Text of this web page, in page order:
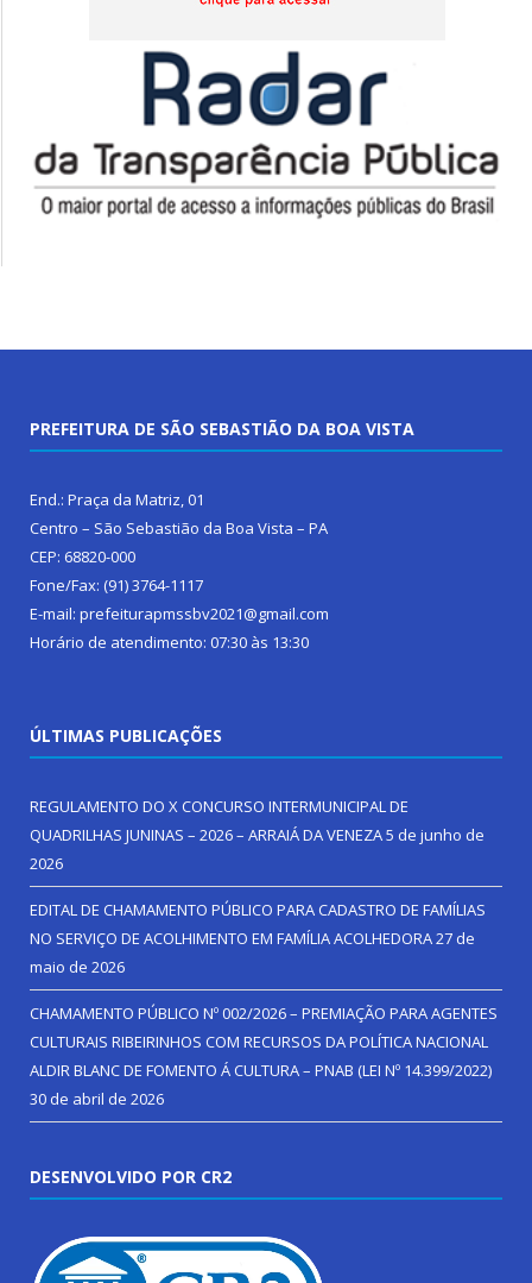
PREFEITURA DE SÃO SEBASTIÃO DA BOA VISTA
End.: Praça da Matriz, 01
Centro – São Sebastião da Boa Vista – PA
CEP: 68820-000
Fone/Fax: (91) 3764-1117
E-mail: prefeiturapmssbv2021@gmail.com
Horário de atendimento: 07:30 às 13:30
ÚLTIMAS PUBLICAÇÕES
REGULAMENTO DO X CONCURSO INTERMUNICIPAL DE
QUADRILHAS JUNINAS – 2026 – ARRAIÁ DA VENEZA5 de junho de
2026
EDITAL DE CHAMAMENTO PÚBLICO PARA CADASTRO DE FAMÍLIAS
NO SERVIÇO DE ACOLHIMENTO EM FAMÍLIA ACOLHEDORA27 de
maio de 2026
CHAMAMENTO PÚBLICO Nº 002/2026 – PREMIAÇÃO PARA AGENTES
CULTURAIS RIBEIRINHOS COM RECURSOS DA POLÍTICA NACIONAL
ALDIR BLANC DE FOMENTO Á CULTURA – PNAB (LEI Nº 14.399/2022)
30 de abril de 2026
DESENVOLVIDO POR CR2